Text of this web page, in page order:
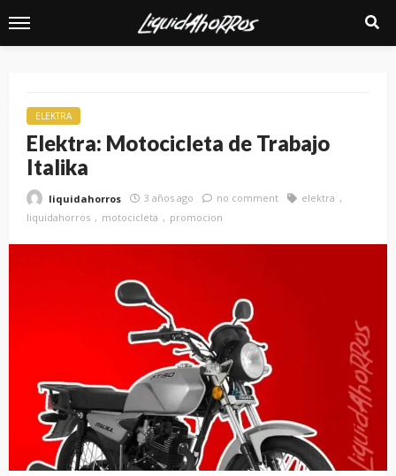
ELEKTRA
Elektra: Motocicleta de Trabajo
Italika
liquidahorros 3 años ago no comment
elektra
liquidahorros
motocicleta promocion